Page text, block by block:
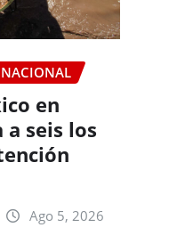
NACIONAL
en
a seis los
Ago 5, 2026